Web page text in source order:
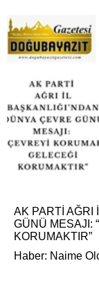
AK PARTİ AĞRI
GÜNÜ MESAJI:
KORUMAKTIR”
Haber: Naime